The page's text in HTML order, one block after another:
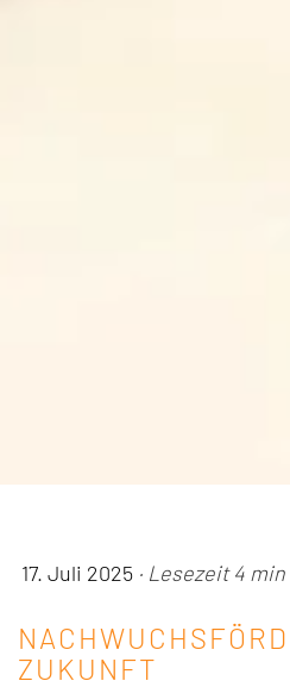
17. Juli 2025 · Lesezeit 4 min
ZUKUNFT